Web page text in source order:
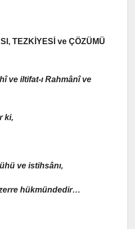
TEZKİYESİ ve ÇÖZÜMÜ
ve iltifat-ı Rahmânîve
ki,
ve istihsânı,
hükmündedir…